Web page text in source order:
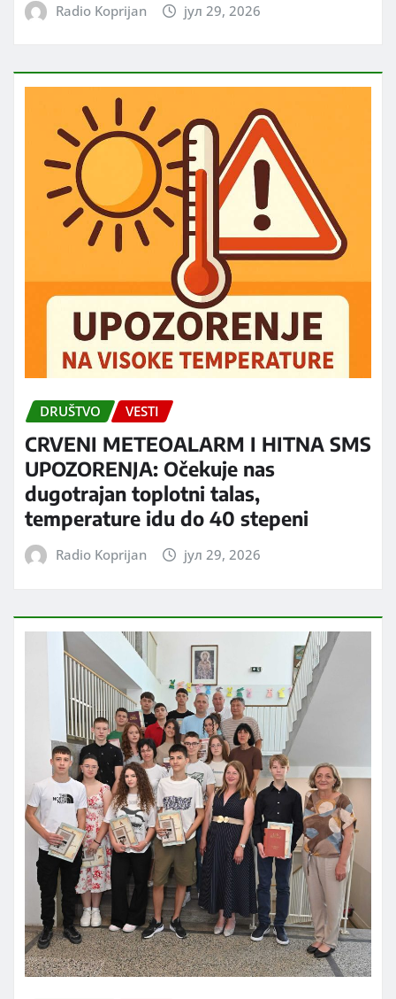
Radio Koprijan јул 29, 2026
DRUŠTVO VESTI
CRVENI METEOALARM I HITNA SMS
UPOZORENJA: Očekuje nas
dugotrajan toplotni talas,
temperature idu do 40 stepeni
Radio Koprijan јул 29, 2026